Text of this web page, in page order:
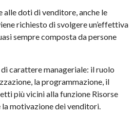
doti di venditore, anche le
richiesto di svolgere un’effettiva
sempre composta da persone
carattere manageriale: il ruolo
la programmazione, il
più vicini alla funzione Risorse
la motivazione dei venditori.